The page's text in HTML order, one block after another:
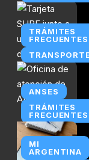
TRÁMITES
FRECUENTES
ANSES
TRÁMITES
FRECUENTES
MI
ARGENTINA